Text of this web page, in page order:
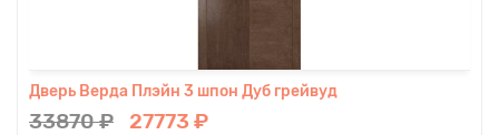
Дверь Верда Плэйн 3 шпон Дуб грейвуд
33870 ₽ 27773 ₽